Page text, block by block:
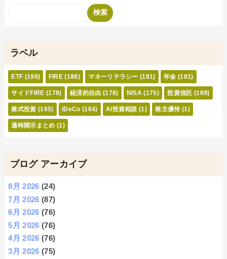
ラベル
ETF (190) FIRE (188) マネーリテラシー (181) 年金 (181)
サイドFIRE (178) 経済的自由 (178) NISA (175) 投資信託 (169)
株式投資 (165) iDeCo (164) AI投資相談 (1) 株主優待 (1)
適時開示まとめ (1)
ブログ アーカイブ
8月 2026 (24)
7月 2026 (87)
6月 2026 (76)
5月 2026 (76)
4月 2026 (76)
3月 2026 (75)